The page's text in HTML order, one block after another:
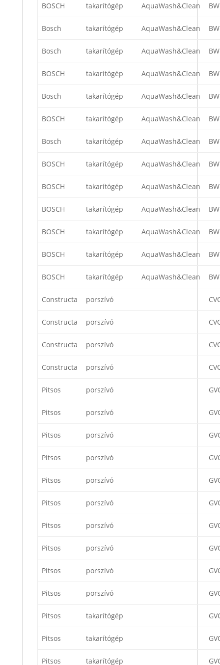
BOSCH takarítógép AquaWash&Clean
Bosch takarítógép AquaWash&Clean
Bosch takarítógép AquaWash&Clean
BOSCH takarítógép AquaWash&Clean
Bosch takarítógép AquaWash&Clean
BOSCH takarítógép AquaWash&Clean
Bosch takarítógép AquaWash&Clean
BOSCH takarítógép AquaWash&Clean
BOSCH takarítógép AquaWash&Clean
BOSCH takarítógép AquaWash&Clean
BOSCH takarítógép AquaWash&Clean
BOSCH takarítógép AquaWash&Clean
BOSCH takarítógép AquaWash&Clean
Constructa porszívó
Constructa porszívó
Constructa porszívó
Constructa porszívó
Pitsos porszívó
Pitsos porszívó
Pitsos porszívó
Pitsos porszívó
Pitsos porszívó
Pitsos porszívó
Pitsos porszívó
Pitsos porszívó
Pitsos porszívó
Pitsos porszívó
Pitsos takarítógép
Pitsos takarítógép
Pitsos takarítógép